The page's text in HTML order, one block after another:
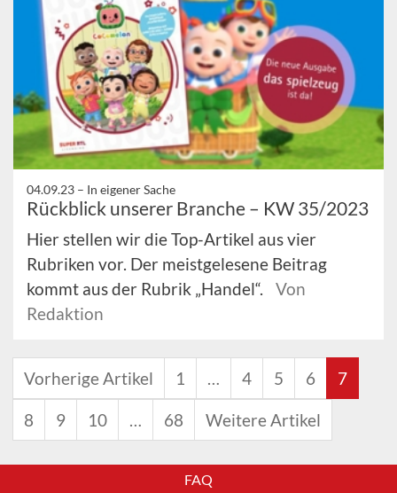
04.09.23 – In eigener Sache
Rückblick unserer Branche – KW 35/2023
Hier stellen wir die Top-Artikel aus vier
Rubriken vor. Der meistgelesene Beitrag
kommt aus der Rubrik „Handel“.
Von
Redaktion
Vorherige Artikel 1 … 4 5 6 7
8 9 10 … 68 Weitere Artikel
FAQ